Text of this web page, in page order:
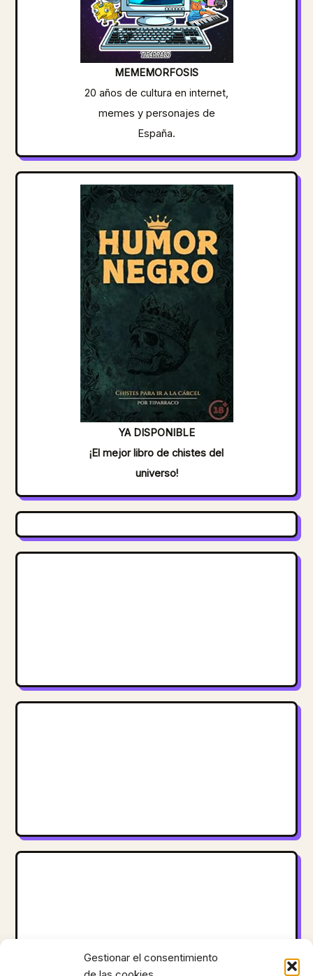
Gestionar el consentimiento
MEMEMORFOSIS
20 años de cultura en internet,
memes y personajes de
España.
YA DISPONIBLE
¡El mejor libro de chistes del
universo!